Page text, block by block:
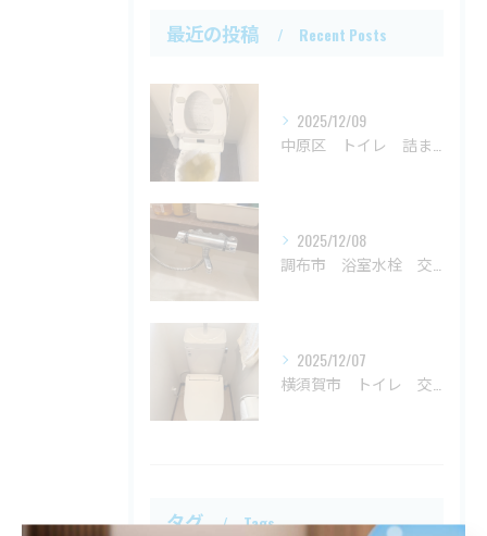
最近の投稿 Recent Posts
2025/12/09
2025/12/08
2025/12/07
タグ Tags